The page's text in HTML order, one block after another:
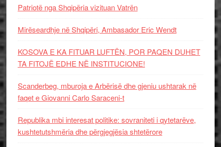
Patriotë nga Shqipëria vizituan Vatrën
Mirëseardhje në Shqipëri, Ambasador Eric Wendt
KOSOVA E KA FITUAR LUFTËN, POR PAQEN DUHET
TA FITOJË EDHE NË INSTITUCIONE!
Scanderbeg, mburoja e Arbërisë dhe gjeniu ushtarak në
faqet e Giovanni Carlo Saraceni-t
Republika mbi interesat politike: sovraniteti i qytetarëve,
kushtetutshmëria dhe përgjegjësia shtetërore